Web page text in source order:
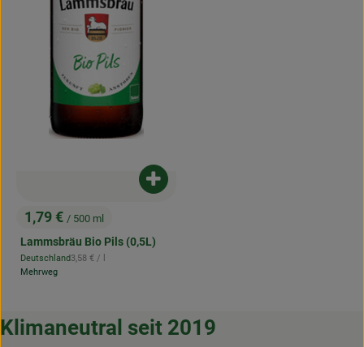
, Preis:
1,79 € / 500 ml
Lammsbräu Bio Pils (0,5L)
, Herkunft:
Deutschland, Referenzpreis:
3,58 € / l
Mehrweg
Produkt zum Warenkorb hinzufügen
Klimaneutral seit 2019